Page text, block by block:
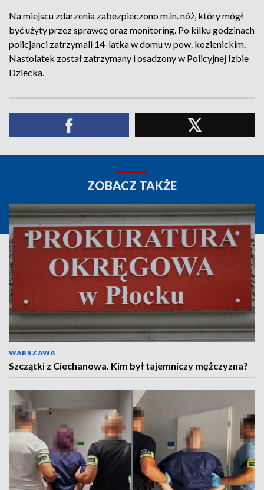
Na miejscu zdarzenia zabezpieczono m.in. nóż, który mógł
być użyty przez sprawcę oraz monitoring. Po kilku godzinach
policjanci zatrzymali 14-latka w domu w pow. kozienickim.
Nastolatek został zatrzymany i osadzony w Policyjnej Izbie
Dziecka.
ZOBACZ TAKŻE
WARSZAWA
Szczątki z Ciechanowa. Kim był tajemniczy mężczyzna?